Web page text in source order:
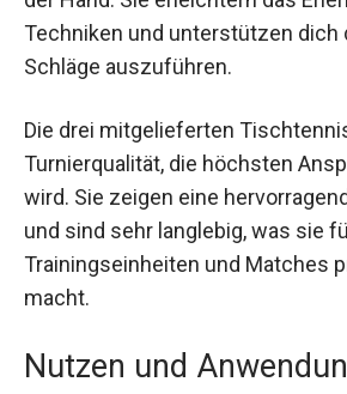
Techniken und unterstützen dich
Schläge auszuführen.
eine Turnierqualität, die höchsten
gerecht wird. Sie zeigen eine
Spinannahme und sind sehr
intensive Trainingseinheiten und
prädestiniert macht.
Nutzen und